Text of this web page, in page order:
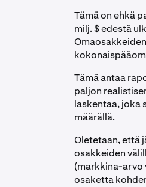
Tämä on ehkä
milj. $ edestä
Tämä antaa
paljon
laskentaa, joka
määrällä.
Oletetaan, että
osakkeiden
(markkina-arvo
osaketta